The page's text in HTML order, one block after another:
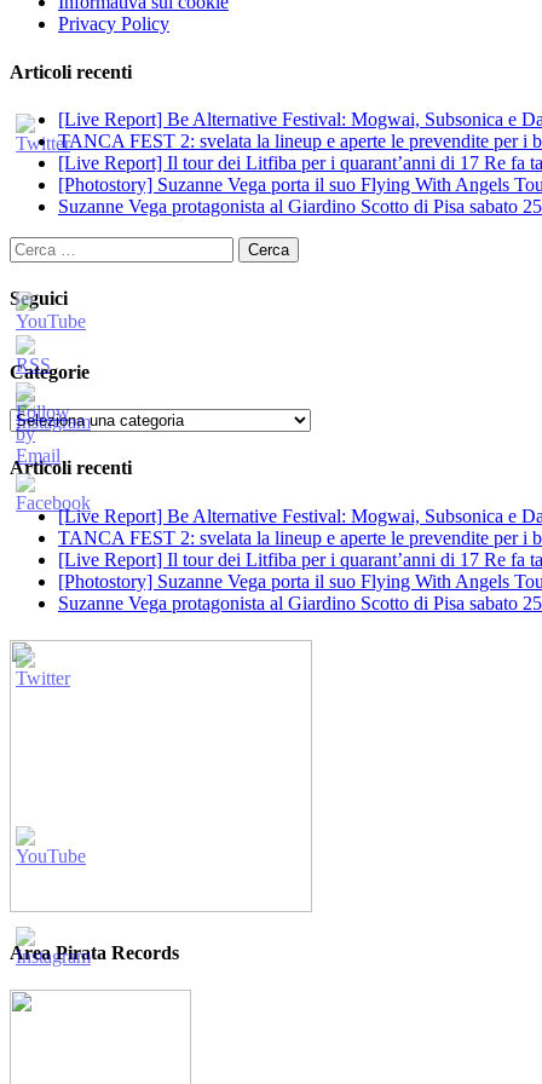
Privacy Policy
Articoli recenti
[Live Report] Be Alternative Festival: Mogwai, Subsonica e
TANCA FEST 2: svelata la lineup e aperte le prevendite per
[Live Report] Il tour dei Litfiba per i quarant’anni di 17 Re fa
[Photostory] Suzanne Vega porta il suo Flying With Angels
Suzanne Vega protagonista al Giardino Scotto di Pisa sabato
Ricerca
per:
Seguici
Categorie
Categorie
Articoli recenti
[Live Report] Be Alternative Festival: Mogwai, Subsonica e
TANCA FEST 2: svelata la lineup e aperte le prevendite per
[Live Report] Il tour dei Litfiba per i quarant’anni di 17 Re fa
[Photostory] Suzanne Vega porta il suo Flying With Angels
Suzanne Vega protagonista al Giardino Scotto di Pisa sabato
Area Pirata Records